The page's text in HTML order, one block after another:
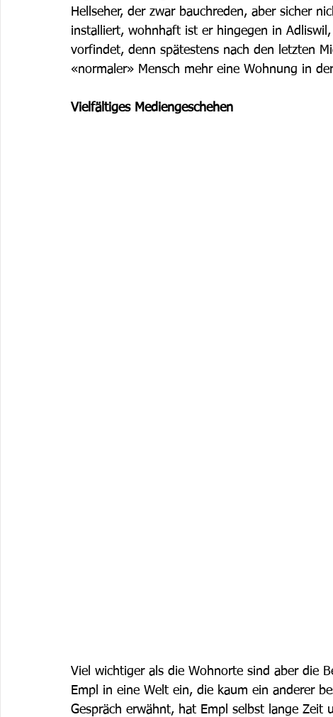
Hellseher, der zwar bauchreden, aber sicher
installiert, wohnhaft ist er hingegen in
vorfindet, denn spätestens nach den letzten
«normaler» Mensch mehr eine Wohnung in
Vielfältiges Mediengeschehen
Viel wichtiger als die Wohnorte sind aber die
Empl in eine Welt ein, die kaum ein anderer
Gespräch erwähnt, hat Empl selbst lange